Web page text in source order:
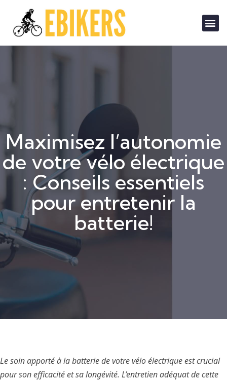
Maximisez l’autonomie
de votre vélo électrique
: Conseils essentiels
pour entretenir la
batterie!
Le soin apporté à la batterie de votre vélo électrique est crucial
pour son efficacité et sa longévité. L’entretien adéquat de cette